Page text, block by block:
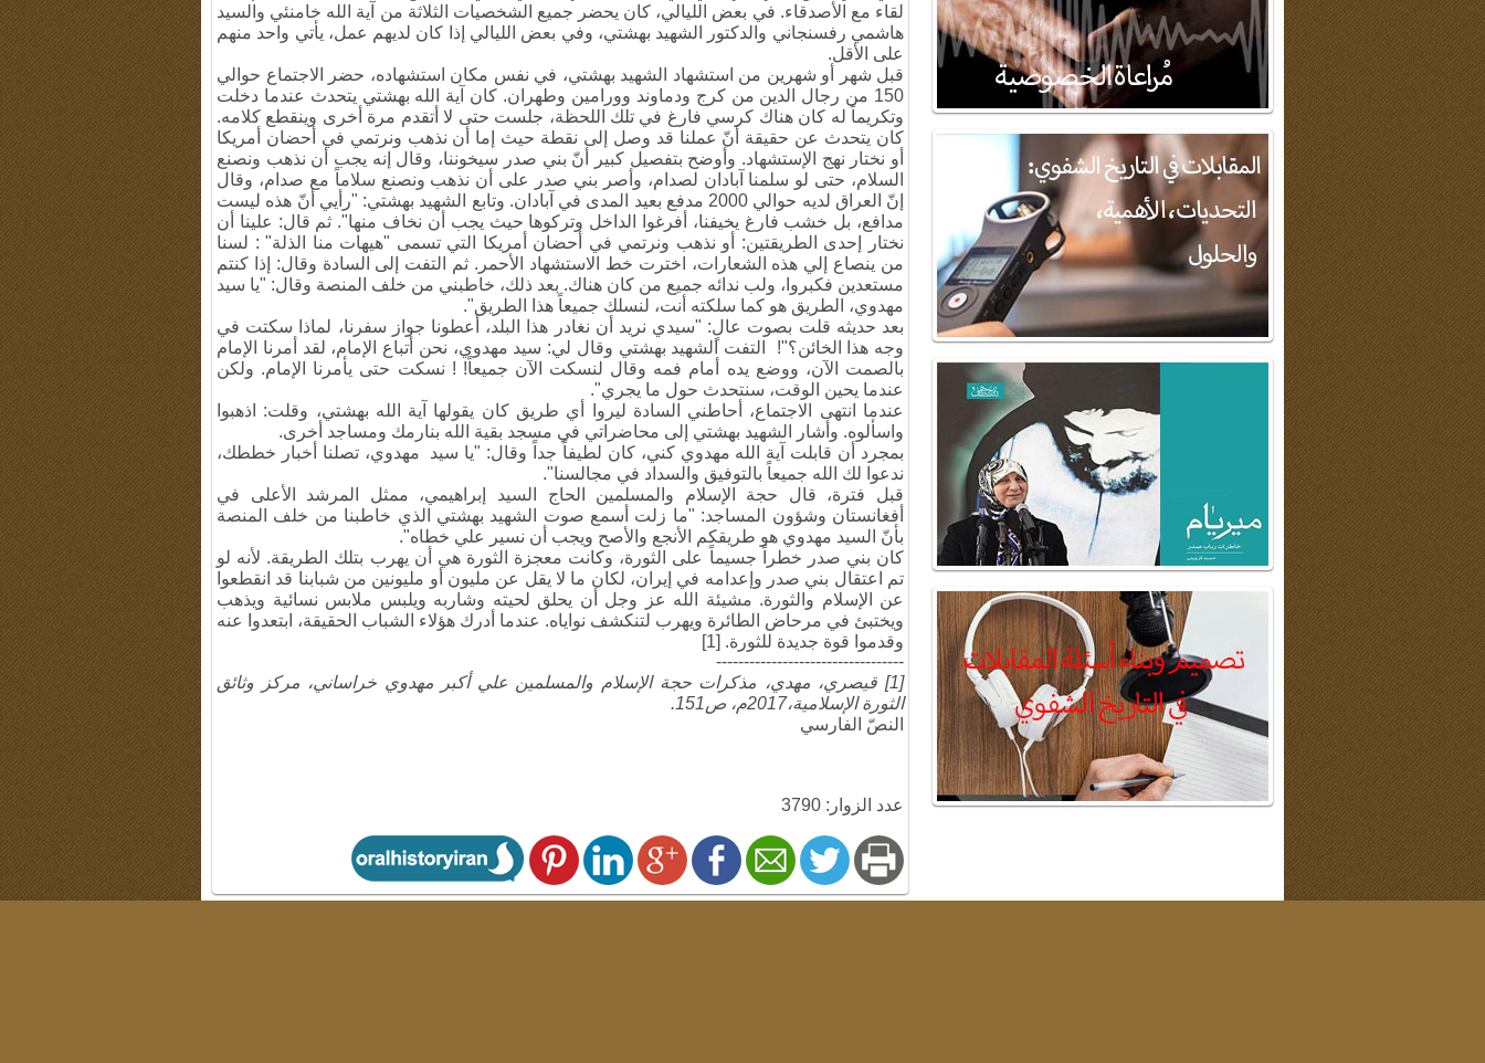
لقاء مع الأصدقاء. في بعض الليالي، كان يحضر جميع الشخصيات الثلاثة من آية الله خامنئي والسيد
هاشمي رفسنجاني والدكتور الشهيد بهشتي، وفي بعض الليالي إذا كان لديهم عمل، يأتي واحد منهم
على الأقل.
قبل شهر أو شهرين من استشهاد الشهيد بهشتي، في نفس مكان استشهاده، حضر الاجتماع حوالي
150 من رجال الدين من كرج ودماوند وورامين وطهران
. كان آية الله بهشتي يتحدث عندما دخلت
وتكريماً له كان هناك كرسي فارغ في تلك اللحظة، جلست حتى لا أتقدم مرة أخرى وينقطع كلامه.
كان يتحدث عن حقيقة أنّ عملنا قد وصل إلى نقطة حيث إما أن نذهب ونرتمي في أحضان أمريكا
أو نختار نهج الإستشهاد. وأوضح بتفصيل كبير أنّ بني صدر سيخوننا، وقال إنه يجب أن نذهب ونصنع
السلام، حتى لو سلمنا آبادان لصدام، وأصر بني صدر على أن نذهب ونصنع سلاماً مع صدام، وقال
إنّ العراق لديه حوالي 2000 مدفع بعيد المدى في آبادان
. وتابع الشهيد بهشتي: "رأيي أنّ هذه ليست
مدافع، بل خشب فارغ يخيفنا، أفرغوا الداخل وتركوها حيث يجب أن نخاف منها". ثم قال: علينا أن
نختار إحدى الطريقتين: أو نذهب ونرتمي في أحضان أمريكا التي تسمى "هيهات منا الذلة" : لسنا
من ينصاع إلي هذه الشعارات، اخترت خط الاستشهاد الأحمر . ثم التفت إلى السادة وقال: إذا كنتم
مستعدين فكبروا، ولب ندائه جميع من كان هناك. بعد ذلك، خاطبني من خلف المنصة وقال: "يا سيد
مهدوي، الطريق هو كما سلكته أنت، لنسلك جميعاً هذا الطريق"
.
بعد حديثه قلت بصوت عالٍ: "سيدي نريد أن نغادر هذا البلد، أعطونا جواز سفرنا، لماذا سكتت في
وجه هذا الخائن؟!" التفت الشهيد بهشتي وقال لي: سيد مهدوي، نحن أتباع الإمام، لقد أمرنا الإمام
بالصمت الآن، ووضع يده أمام فمه وقال لنسكت الآن جميعاً! ! نسكت حتى يأمرنا الإمام. ولكن
عندما يحين الوقت، سنتحدث حول ما يجري".
عندما انتهى الاجتماع، أحاطني السادة ليروا أي طريق كان يقولها آية الله بهشتي، وقلت: اذهبوا
واسألوه. وأشار الشهيد بهشتي إلى محاضراتي في مسجد بقية الله بنارمك ومساجد أخرى.
بمجرد أن قابلت آية الله مهدوي كني، كان لطيفاً جداً وقال: "يا سيد مهدوي، تصلنا أخبار خططك،
ندعوا لك الله جميعاً بالتوفيق والسداد في مجالسنا".
قبل فترة، قال حجة الإسلام والمسلمين الحاج السيد إبراهيمي، ممثل المرشد الأعلى في
أفغانستان وشؤون المساجد: "ما زلت أسمع صوت الشهيد بهشتي الذي خاطبنا من خلف المنصة
بأنّ السيد مهدوي هو طريقكم الأنجع والأصح ويجب أن نسير علي خطاه".
كان بني صدر خطراً جسيماً على الثورة، وكانت معجزة الثورة هي أن يهرب بتلك الطريقة. لأنه لو
تم اعتقال بني صدر وإعدامه في إيران، لكان ما لا يقل عن مليون أو مليونين من شبابنا قد انقطعوا
عن الإسلام والثورة. مشيئة الله عز وجل أن يحلق لحيته وشاربه ويلبس ملابس نسائية ويذهب
ويختبئ في مرحاض الطائرة ويهرب لتنكشف نواياه. عندما أدرك هؤلاء الشباب الحقيقة، ابتعدوا عنه
وقدموا قوة جديدة للثورة. [1]
----------------------------------
[1] قيصري، مهدي، مذكرات حجة الإسلام والمسلمين علي أكبر مهدوي خراساني، مركز وثائق
الثورة الإسلامية،2017م، ص151.
النصّ الفارسي
عدد الزوار: 3790